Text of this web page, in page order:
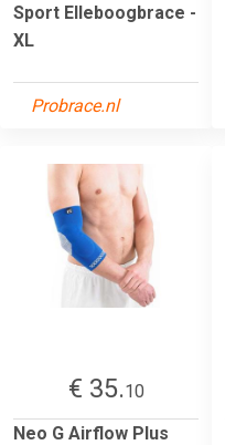
Sport Elleboogbrace -
XL
Probrace.nl
€ 35.10
Neo G Airflow Plus